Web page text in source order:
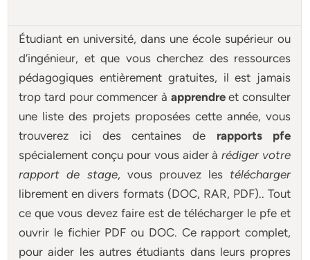
Étudiant en université, dans une école supérieur ou
d’ingénieur, et que vous cherchez des ressources
pédagogiques entièrement gratuites, il est jamais
trop tard pour commencer à apprendreet consulter
une liste des projets proposées cette année, vous
trouverez ici des centaines de rapports pfe
spécialement conçu pour vous aider àrédiger votre
rapport de stage, vous prouvez les télécharger
librement en divers formats (DOC, RAR, PDF).. Tout
ce que vous devez faire est de télécharger le pfe et
ouvrir le fichier PDF ou DOC. Ce rapport complet,
pour aider les autres étudiants dans leurs propres